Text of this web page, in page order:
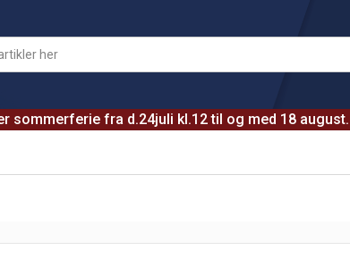
sommerferie fra d.24juli kl.12 til og med 18 august.